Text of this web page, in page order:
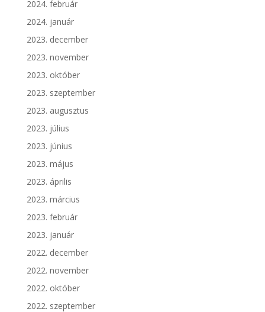
2024. február
2024. január
2023. december
2023. november
2023. október
2023. szeptember
2023. augusztus
2023. július
2023. június
2023. május
2023. április
2023. március
2023. február
2023. január
2022. december
2022. november
2022. október
2022. szeptember